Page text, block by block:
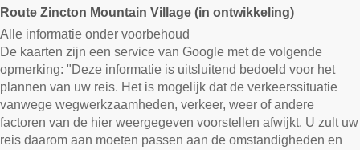
Route Zincton Mountain Village (in ontwikkeling)
Alle informatie onder voorbehoud
De kaarten zijn een service van Google met de volgende
opmerking: "Deze informatie is uitsluitend bedoeld voor het
plannen van uw reis. Het is mogelijk dat de verkeerssituatie
vanwege wegwerkzaamheden, verkeer, weer of andere
factoren van de hier weergegeven voorstellen afwijkt. U zult uw
reis daarom aan moeten passen aan de omstandigheden en